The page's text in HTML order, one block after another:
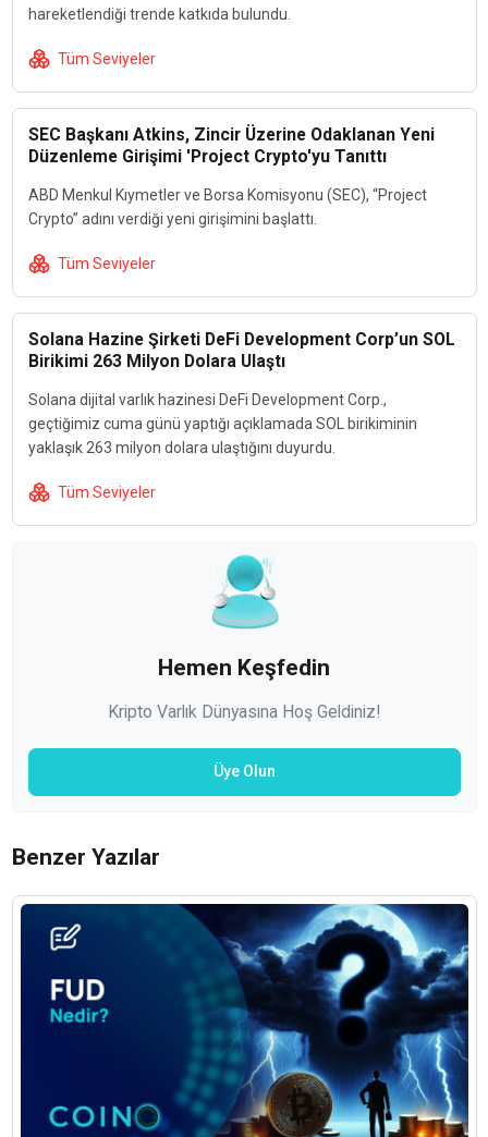
hareketlendiği trende katkıda bulundu.
Tüm Seviyeler
SEC Başkanı Atkins, Zincir Üzerine Odaklanan Yeni
Düzenleme Girişimi 'Project Crypto'yu Tanıttı
ABD Menkul Kıymetler ve Borsa Komisyonu (SEC), “Project
Crypto” adını verdiği yeni girişimini başlattı.
Tüm Seviyeler
Solana Hazine Şirketi DeFi Development Corp’un SOL
Birikimi 263 Milyon Dolara Ulaştı
Solana dijital varlık hazinesi DeFi Development Corp.,
geçtiğimiz cuma günü yaptığı açıklamada SOL birikiminin
yaklaşık 263 milyon dolara ulaştığını duyurdu.
Tüm Seviyeler
Hemen Keşfedin
Kripto Varlık Dünyasına Hoş Geldiniz!
Üye Olun
Benzer Yazılar